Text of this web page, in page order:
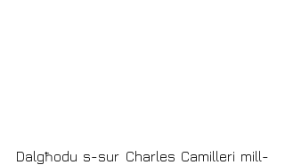
Dalgħodu s-sur Charles Camilleri mill-